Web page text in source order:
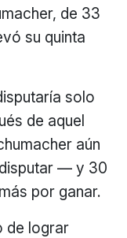
de 33
su quinta
solo
de aquel
aún
— y 30
por ganar.
de lograr